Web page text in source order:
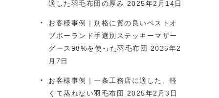
適した羽毛布団の厚み 2025年2月14日
お客様事例｜別格に質の良いベストオ
ブポーランド手選別ステッキーマザー
グース98%を使った羽毛布団
2025年2
月7日
お客様事例｜一条工務店に適した、軽
くて蒸れない羽毛布団
2025年2月3日